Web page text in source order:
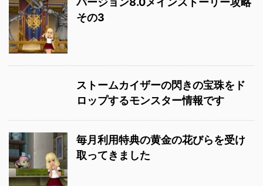
その3
ストームカイザーの閃きの宝珠をド
ロップするモンスター情報です
毎月利用特典の黄金の花びらを受け
取ってきました